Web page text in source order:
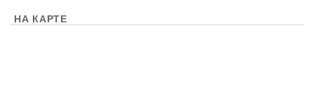
НА КАРТЕ